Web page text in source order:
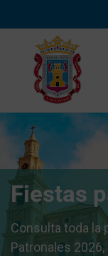
Fiestas
Consulta toda la
Patronales